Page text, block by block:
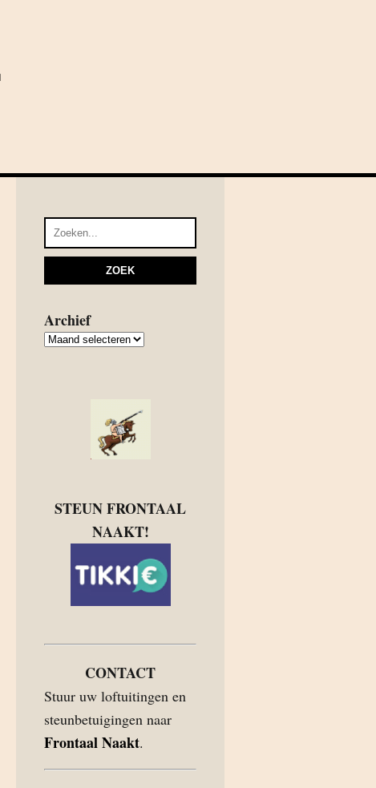
Archief
Archief
STEUN FRONTAAL
NAAKT!
CONTACT
Stuur uw loftuitingen en
steunbetuigingen naar
Frontaal Naakt.